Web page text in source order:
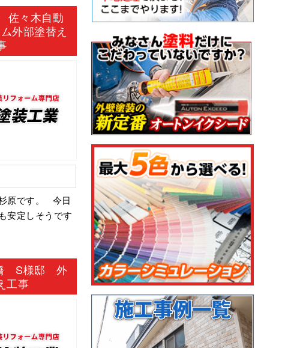
々木自動
外部塗替え
原です。 今日
安定しそうです
S様邸 外
工事